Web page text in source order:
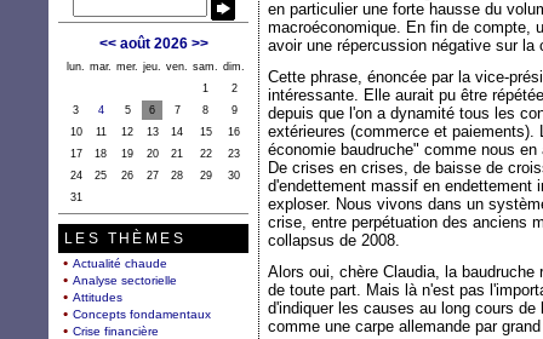
en particulier une forte hausse du
macroéconomique. En fin de compte,
avoir une répercussion négative sur
Cette phrase, énoncée par la vice-
intéressante. Elle aurait pu être
depuis que l'on a dynamité tous les
extérieures (commerce et paiements).
économie baudruche" comme nous
De crises en crises, de baisse de
d'endettement massif en endettement
exploser. Nous vivons dans un
crise, entre perpétuation des anciens
collapsus de 2008.
Alors oui, chère Claudia, la
de toute part. Mais là n'est pas
d'indiquer les causes au long cours
comme une carpe allemande par
<< août 2026 >>
lun. mar. mer. jeu. ven. sam.
dim.
1
2
3
4 5 6 7 8
9
10
11 12 13 14 15
16
17
18 19 20 21 22
23
24
25 26 27 28 29
30
31
LES THÈMES
Actualité chaude
Analyse sectorielle
Attitudes
Concepts fondamentaux
Crise financière